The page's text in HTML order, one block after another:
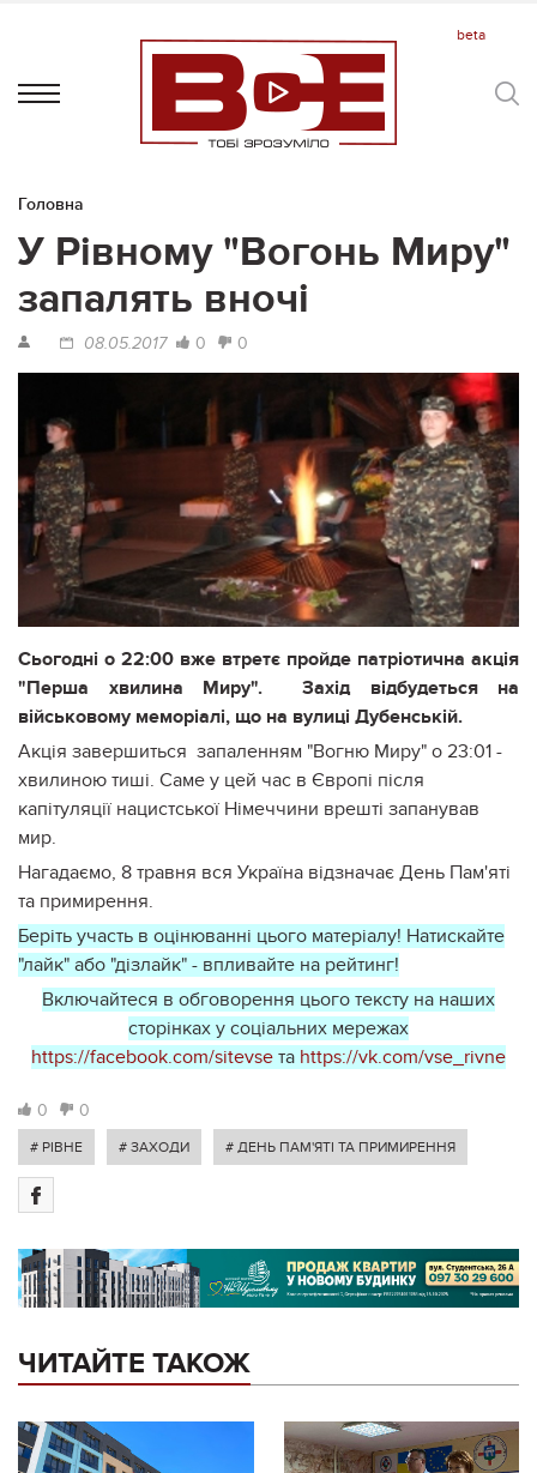
Головна
У Рівному "Вогонь Миру"
запалять вночі
08.05.2017 0 0
Сьогодні о 22:00 вже втретє пройде патріотична акція
"Перша хвилина Миру". Захід відбудеться на
військовому меморіалі, що на вулиці Дубенській.
Акція завершиться запаленням "Вогню Миру" о 23:01 -
хвилиною тиші. Саме у цей час в Європі після
капітуляції нацистської Німеччини врешті запанував
мир.
Нагадаємо, 8 травня вся Україна відзначає День Пам'яті
та примирення.
Беріть участь в оцінюванні цього матеріалу! Натискайте
"лайк" або "дізлайк" - впливайте на рейтинг!
Включайтеся в обговорення цього тексту на наших
сторінках у соціальних мережах
https://facebook.com/sitevse та https://vk.com/vse_rivne
0 0
# РІВНЕ # ЗАХОДИ # ДЕНЬ ПАМ'ЯТІ ТА ПРИМИРЕННЯ
ЧИТАЙТЕ ТАКОЖ